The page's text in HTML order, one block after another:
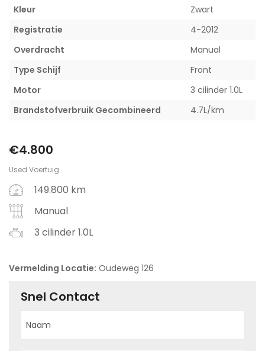
Kleur
Zwart
Registratie
4-2012
Overdracht
Manual
Type Schijf
Front
Motor
3 cilinder 1.0L
Brandstofverbruik Gecombineerd
4.7L/km
€4.800
Used Voertuig
149.800 km
Manual
3 cilinder 1.0L
Vermelding Locatie: Oudeweg 126
Snel Contact